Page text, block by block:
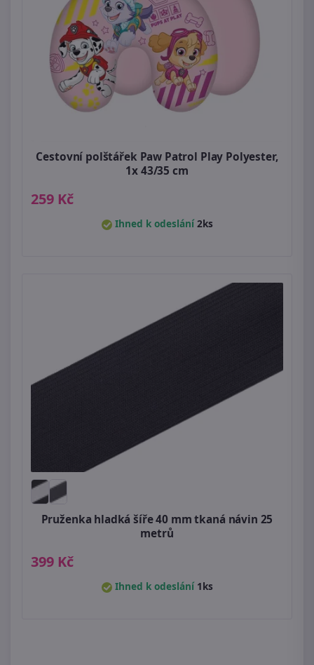
Cestovní polštářek Paw Patrol Play Polyester,
1x 43/35 cm
259 Kč
Ihned k odeslání2ks
Pruženka hladká šíře 40 mm tkaná návin 25
metrů
399 Kč
Ihned k odeslání 1ks